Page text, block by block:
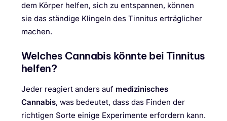
dem Körper helfen, sich zu entspannen, können
sie das ständige Klingeln des Tinnitus erträglicher
machen.
Welches Cannabis könnte bei Tinnitus
helfen?
Jeder reagiert anders auf medizinisches
Cannabis, was bedeutet, dass das Finden der
richtigen Sorte einige Experimente erfordern kann.